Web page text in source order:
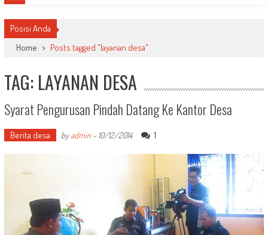
Posisi Anda
Home > Posts tagged "layanan desa"
TAG: LAYANAN DESA
Syarat Pengurusan Pindah Datang Ke Kantor Desa
Berita desa byadmin- 10/12/2014 1